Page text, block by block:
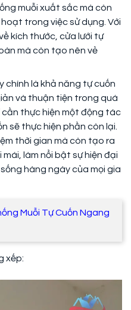
muỗi xuất sắc mà còn
trong việc sử dụng. Với
kích thước, cửa lưới tự
mà còn tạo nên vẻ
chính là khả năng tự cuốn
và thuận tiện trong quá
cần thực hiện một động tác
sẽ thực hiện phần còn lại.
thời gian mà còn tạo ra
làm nổi bật sự hiện đại
hàng ngày của mọi gia
Muỗi Tự Cuốn Ngang
xếp: